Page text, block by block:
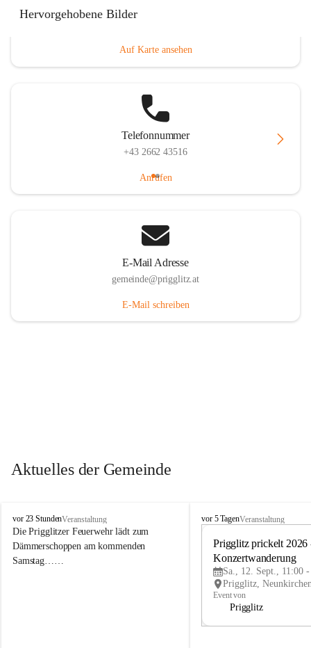
Hervorgehobene BilderHauptadresse
Auf Karte ansehen
Telefonnummer
+43 2662 43516
Anrufen
E-Mail Adresse
gemeinde@prigglitz.at
E-Mail schreiben
Aktuelles der Gemeinde
P
r
i
g
vor 23 StundenVeranstaltung
Die Prigglitzer Feuerwehr lädt zum
Dämmerschoppen am kommenden
Samstag……
P
vor 5 TagenVeranstaltung
Prigglitz prickelt 2026
Konzertwanderung
Sa., 12. Sept., 11:00
Event von
Prigglitz